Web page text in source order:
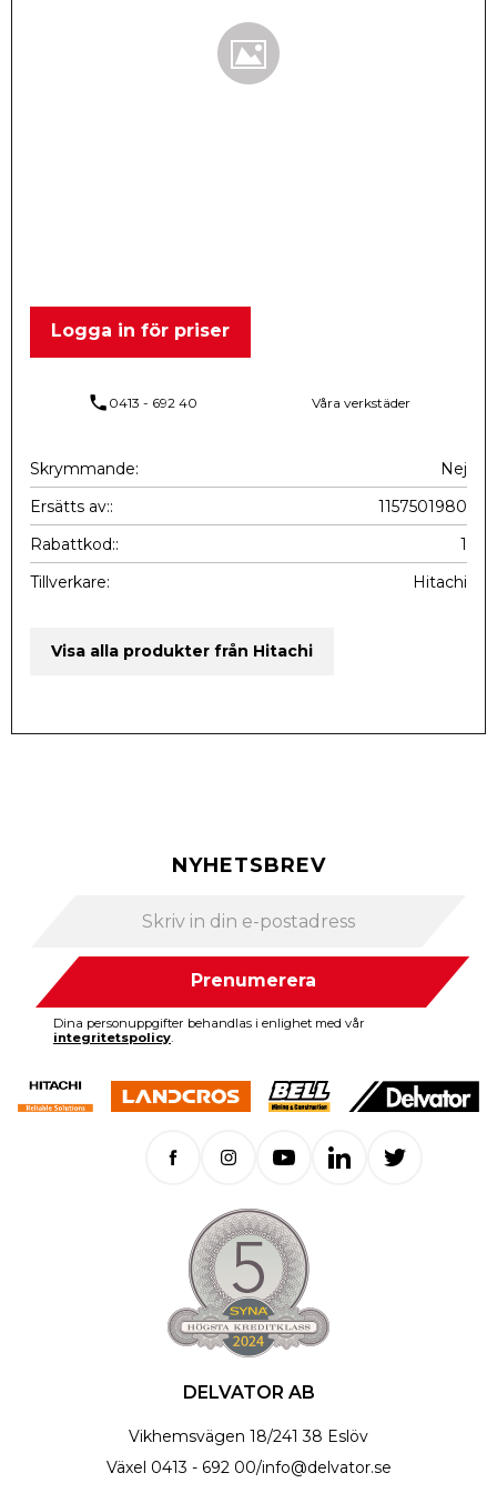
Logga in för priser
phone 0413 - 692 40 Våra verkstäder
Skrymmande
Nej
Ersätts av:
1157501980
Rabattkod:
1
Tillverkare
Hitachi
Visa alla produkter från Hitachi
NYHETSBREV
Prenumerera
Dina personuppgifter behandlas i enlighet med vår
integritetspolicy.
DELVATOR AB
Vikhemsvägen 18/241 38 Eslöv
Växel 0413 - 692 00/info@delvator.se